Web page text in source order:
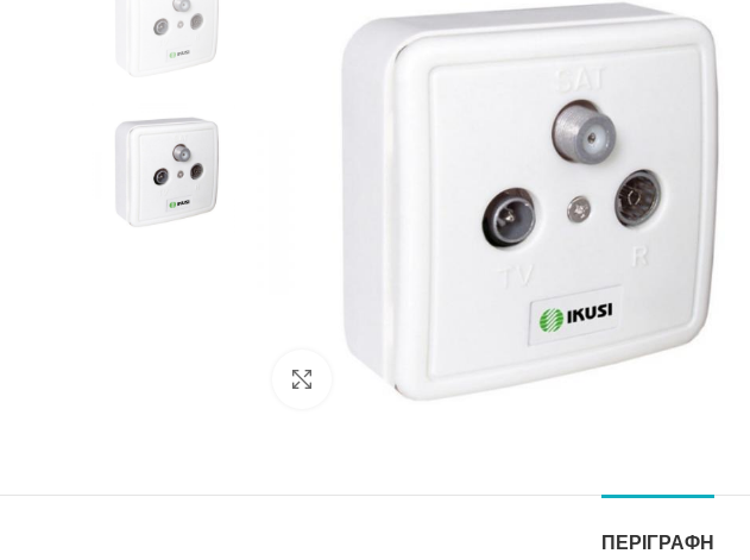
Click to enlarge
ΠΕΡΙΓΡΑΦΉ